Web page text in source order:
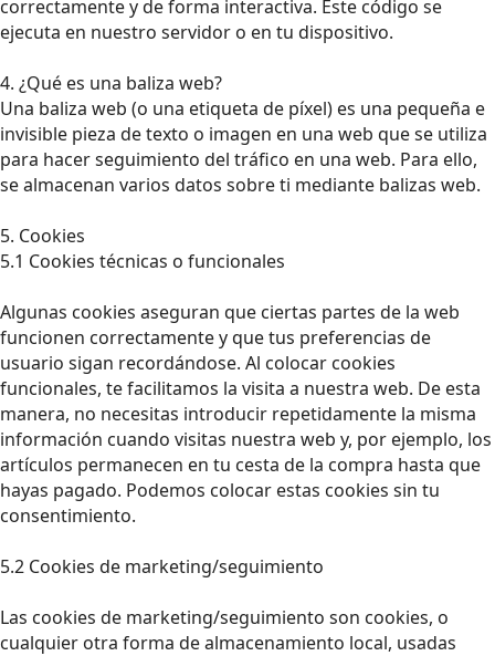
correctamente y de forma interactiva. Este código se
ejecuta en nuestro servidor o en tu dispositivo.
4. ¿Qué es una baliza web?
Una baliza web (o una etiqueta de píxel) es una pequeña e
invisible pieza de texto o imagen en una web que se utiliza
para hacer seguimiento del tráfico en una web. Para ello,
se almacenan varios datos sobre ti mediante balizas web.
5. Cookies
5.1 Cookies técnicas o funcionales
Algunas cookies aseguran que ciertas partes de la web
funcionen correctamente y que tus preferencias de
usuario sigan recordándose. Al colocar cookies
funcionales, te facilitamos la visita a nuestra web. De esta
manera, no necesitas introducir repetidamente la misma
información cuando visitas nuestra web y, por ejemplo, los
artículos permanecen en tu cesta de la compra hasta que
hayas pagado. Podemos colocar estas cookies sin tu
consentimiento.
5.2 Cookies de marketing/seguimiento
Las cookies de marketing/seguimiento son cookies, o
cualquier otra forma de almacenamiento local, usadas